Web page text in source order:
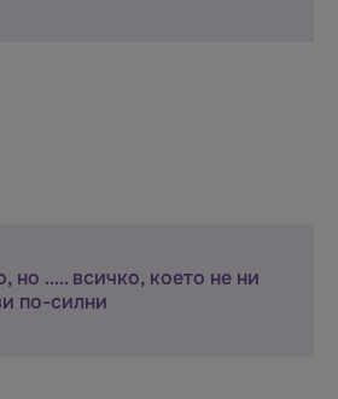
но ….. всичко, което не ни
по-силни